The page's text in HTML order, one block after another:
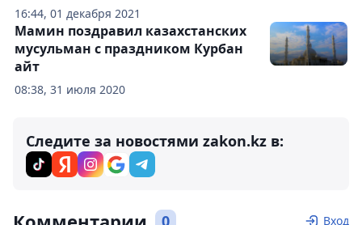
16:44, 01 декабря 2021
08:38, 31 июля 2020
Мамин поздравил казахстанских
мусульман с праздником Курбан
айт
Следите за новостями zakon.kz в:
0 Вход